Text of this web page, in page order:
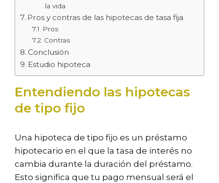
la vida
Pros y contras de las hipotecas de tasa fija
Pros
Contras
Conclusión
Estudio hipoteca
Entendiendo las hipotecas
de tipo fijo
Una hipoteca de tipo fijo es un préstamo
hipotecario en el que la tasa de interés no
cambia durante la duración del préstamo.
Esto significa que tu pago mensual será el